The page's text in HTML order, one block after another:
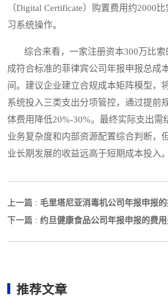
（Digital Certificate）购置费用约2000
习系统操作。
综合来看，一家注册资本300万比索
成符合标准的菲律宾公司年报申报总成
间。建议企业建立合规成本矩阵模型，
系统投入三类支出分项管控，通过提前
体费用降低20%-30%。最终实际支出需
业务复杂度和内部资源配置综合判断，
业长期发展的收益远高于短期成本投入。
上一篇 : 毛里塔尼亚消毒机公司年报申报
下一篇 : 约旦健康食品公司年报申报的费
推荐文章